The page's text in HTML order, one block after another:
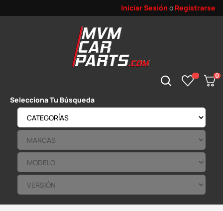
Iniciar Sesión o Registrarse
0
Selecciona Tu Búsqueda